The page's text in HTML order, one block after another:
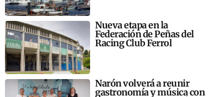
Nueva etapa en la
Federación de Peñas del
Racing Club Ferrol
Narón volverá a reunir
gastronomía y música con